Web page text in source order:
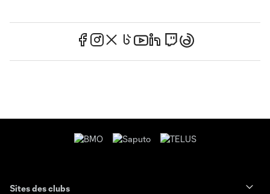
Sites des clubs